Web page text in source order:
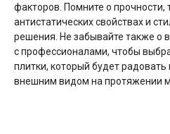
факторов. Помните о прочности,
антистатических свойствах и
решения. Не забывайте также о
с профессионалами, чтобы
плитки, который будет
внешним видом на протяжении